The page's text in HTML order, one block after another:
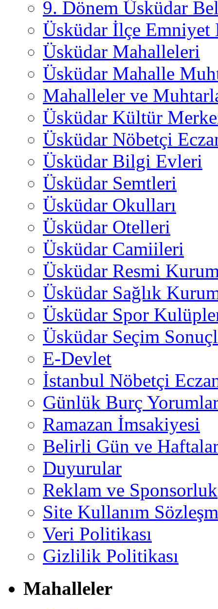
9. Dönem Üsküdar
Üsküdar İlçe
Üsküdar Mahalleleri
Üsküdar Mahalle
Mahalleler ve
Üsküdar Kültür
Üsküdar Nöbetçi
Üsküdar Bilgi Evleri
Üsküdar Semtleri
Üsküdar Okulları
Üsküdar Otelleri
Üsküdar Camiileri
Üsküdar Resmi
Üsküdar Sağlık
Üsküdar Spor
Üsküdar Seçim
E-Devlet
İstanbul Nöbetçi
Günlük Burç
Ramazan İmsakiyesi
Belirli Gün ve
Duyurular
Reklam ve Sponsorluk
Site Kullanım
Veri Politikası
Gizlilik Politikası
Mahalleler